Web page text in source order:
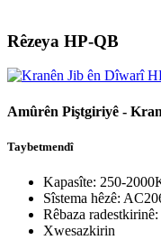
Rêzeya HP-QB
Amûrên Piştgiriyê -
Taybetmendî
Kapasîte: 250-
Sîstema hêzê:
Rêbaza
Xwesazkirin